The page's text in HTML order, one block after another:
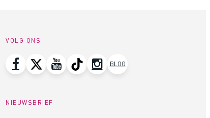
VOLG ONS
BLOG
NIEUWSBRIEF